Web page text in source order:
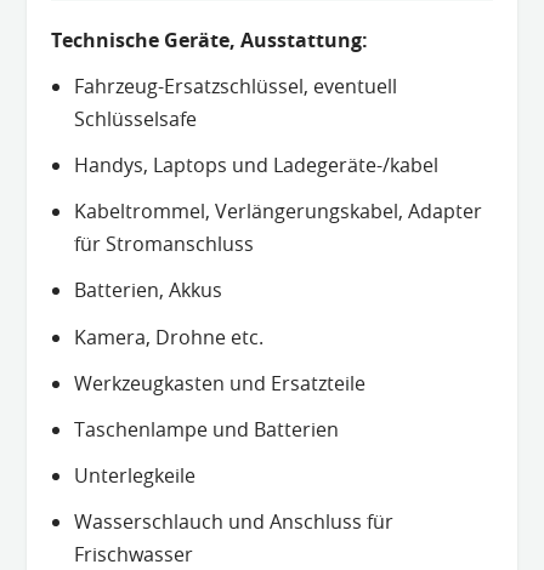
Technische Geräte, Ausstattung:
Fahrzeug-Ersatzschlüssel, eventuell
Schlüsselsafe
Handys, Laptops und Ladegeräte-/kabel
Kabeltrommel, Verlängerungskabel, Adapter
für Stromanschluss
Batterien, Akkus
Kamera, Drohne etc.
Werkzeugkasten und Ersatzteile
Taschenlampe und Batterien
Unterlegkeile
Wasserschlauch und Anschluss für
Frischwasser